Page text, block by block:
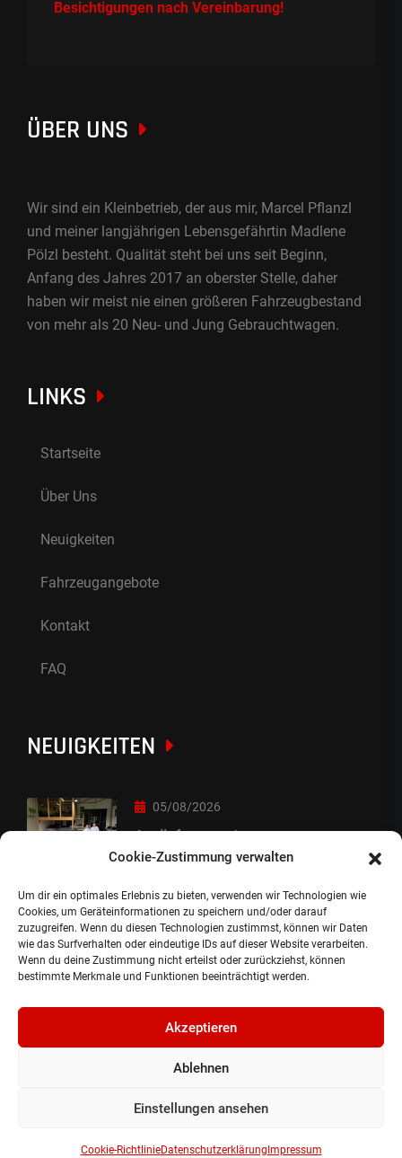
Cookie-Zustimmung verwalten
Um dir ein optimales Erlebnis zu bieten, verwenden wir Technologien wie
Cookies, um Geräteinformationen zu speichern und/oder darauf
zuzugreifen. Wenn du diesen Technologien zustimmst, können wir Daten
wie das Surfverhalten oder eindeutige IDs auf dieser Website verarbeiten.
Wenn du deine Zustimmung nicht erteilst oder zurückziehst, können
bestimmte Merkmale und Funktionen beeinträchtigt werden.
Akzeptieren
Ablehnen
Einstellungen ansehen
Cookie-RichtlinieDatenschutzerklärung Impressum
Besichtigungen nach Vereinbarung!
ÜBER UNS
Wir sind ein Kleinbetrieb, der aus mir, Marcel Pflanzl
und meiner langjährigen Lebensgefährtin Madlene
Pölzl besteht. Qualität steht bei uns seit Beginn,
Anfang des Jahres 2017 an oberster Stelle, daher
haben wir meist nie einen größeren Fahrzeugbestand
von mehr als 20 Neu- und Jung Gebrauchtwagen.
LINKS
Startseite
Über Uns
Neuigkeiten
Fahrzeugangebote
Kontakt
FAQ
NEUIGKEITEN
05/08/2026
Auslieferung :-)
05/08/2026
besondere Übergabe
©2024, Gepflanzt Jung- und SportwagenhandelsgmbH.